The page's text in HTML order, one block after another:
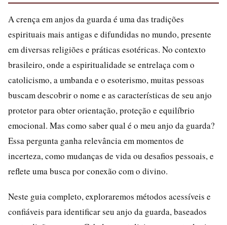
A crença em anjos da guarda é uma das tradições
espirituais mais antigas e difundidas no mundo, presente
em diversas religiões e práticas esotéricas. No contexto
brasileiro, onde a espiritualidade se entrelaça com o
catolicismo, a umbanda e o esoterismo, muitas pessoas
buscam descobrir o nome e as características de seu anjo
protetor para obter orientação, proteção e equilíbrio
emocional. Mas como saber qual é o meu anjo da guarda?
Essa pergunta ganha relevância em momentos de
incerteza, como mudanças de vida ou desafios pessoais, e
reflete uma busca por conexão com o divino.
Neste guia completo, exploraremos métodos acessíveis e
confiáveis para identificar seu anjo da guarda, baseados